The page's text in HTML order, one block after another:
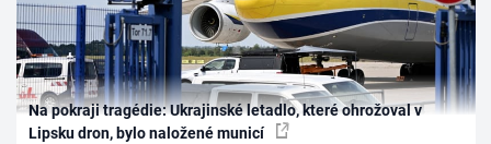
Na pokraji tragédie: Ukrajinské letadlo, které ohrožoval v
Lipsku dron, bylo naložené municí